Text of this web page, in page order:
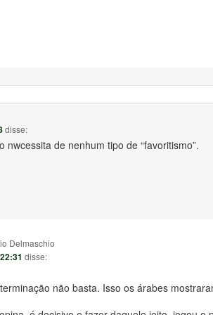
disse:
de nenhum tipo de “favoritismo”.
Delmaschio
disse:
não basta. Isso os árabes